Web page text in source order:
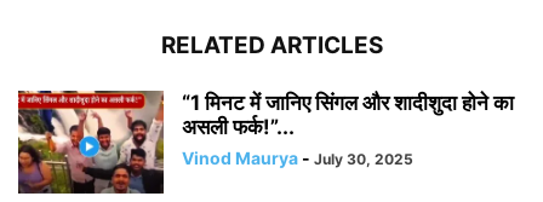
RELATED ARTICLES
“1 मिनट में जानिए सिंगल और शादीशुदा होने का
असली फर्क!”...
Vinod Maurya - July 30, 2025